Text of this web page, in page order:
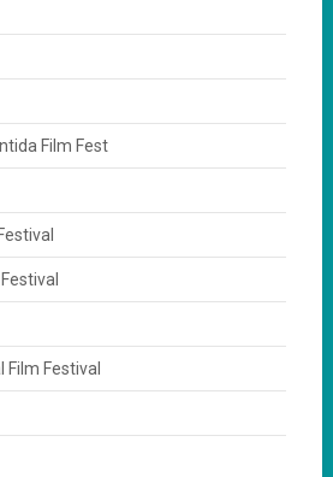
Film Fest
Festival